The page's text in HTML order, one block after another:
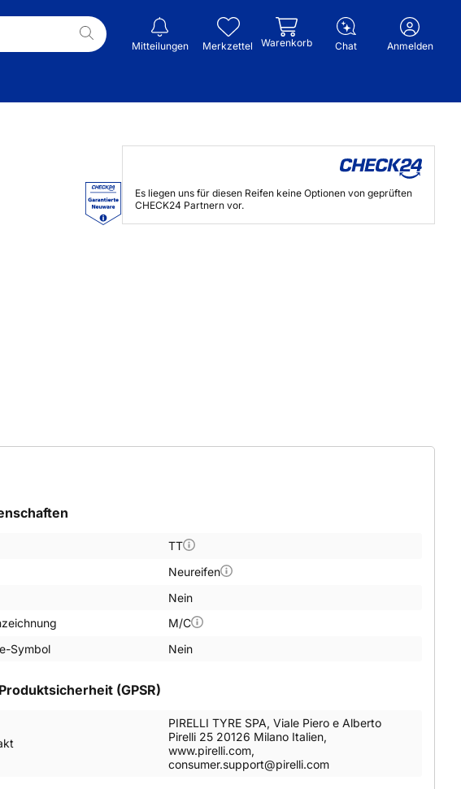
Mitteilungen Merkzettel Warenkorb Chat Anmelden
Es liegen uns für diesen Reifen keine Optionen von geprüften
CHECK24 Partnern vor.
TT
Neureifen
Nein
M/C
Symbol
Nein
(GPSR)
PIRELLI TYRE SPA, Viale Piero e Alberto
Pirelli 25 20126 Milano Italien,
www.pirelli.com,
consumer.support@pirelli.com